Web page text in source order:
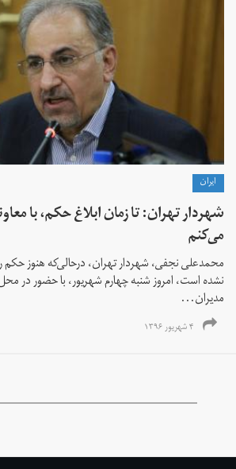
ايران
شهردار تهران: تا زمان ابلاغ حکم، با
می‌کنم
محمدعلی نجفی، شهردار تهران، درحالی‌که هنوز حکم
نشده است،‌ امروز شنبه چهارم شهریور، با حضور در
مدیران...
۴ شهریور ۱۳۹۶